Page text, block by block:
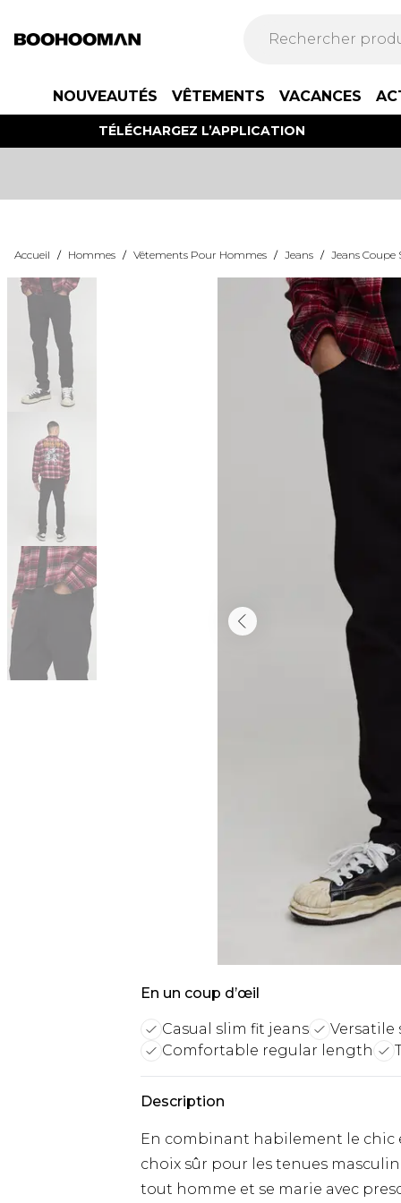
NOUVEAUTÉS VÊTEMENTS VACANCES
TÉLÉCHARGEZ L’APPLICATION
Accueil / Hommes / Vêtements Pour Hommes / Jeans / Jeans Coupe
En un coup d’œil
Casual slim fit jeans
Comfortable regular length
Description
En combinant habilement le chic
choix sûr pour les tenues
tout homme et se marie avec